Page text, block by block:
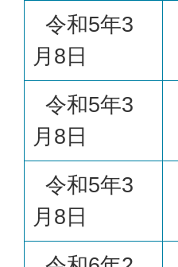
令和5年3
月8日
令和5年3
月8日
令和5年3
月8日